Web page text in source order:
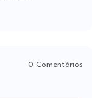
0 Comentários